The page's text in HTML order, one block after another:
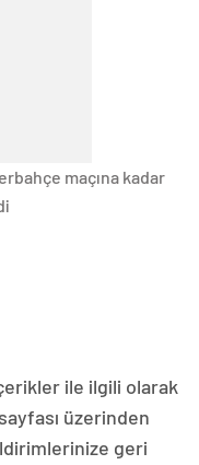
maçına kadar
ile ilgili olarak
üzerinden
geri